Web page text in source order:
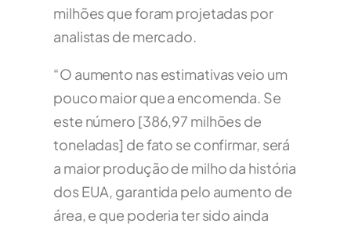
milhões que foram projetadas por
analistas de mercado.
“O aumento nas estimativas veio um
pouco maior que a encomenda. Se
este número [386,97 milhões de
toneladas] de fato se confirmar, será
a maior produção de milho da história
dos EUA, garantida pelo aumento de
área, e que poderia ter sido ainda